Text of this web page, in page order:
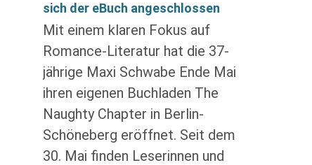
sich der eBuch angeschlossen
Mit einem klaren Fokus auf
Romance-Literatur hat die 37-
jährige Maxi Schwabe Ende Mai
ihren eigenen Buchladen The
Naughty Chapter in Berlin-
Schöneberg eröffnet. Seit dem
30. Mai finden Leserinnen und